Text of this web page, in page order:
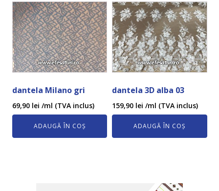
dantela Milano gri
69,90 lei /ml (TVA inclus)
ADAUGĂ ÎN COȘ
dantela 3D alba 03
159,90 lei /ml (TVA inclus)
ADAUGĂ ÎN COȘ